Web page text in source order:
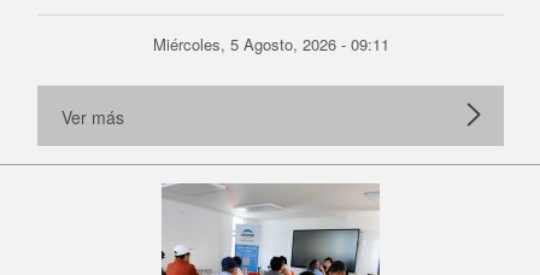
Miércoles, 5 Agosto, 2026 - 09:11
Ver más